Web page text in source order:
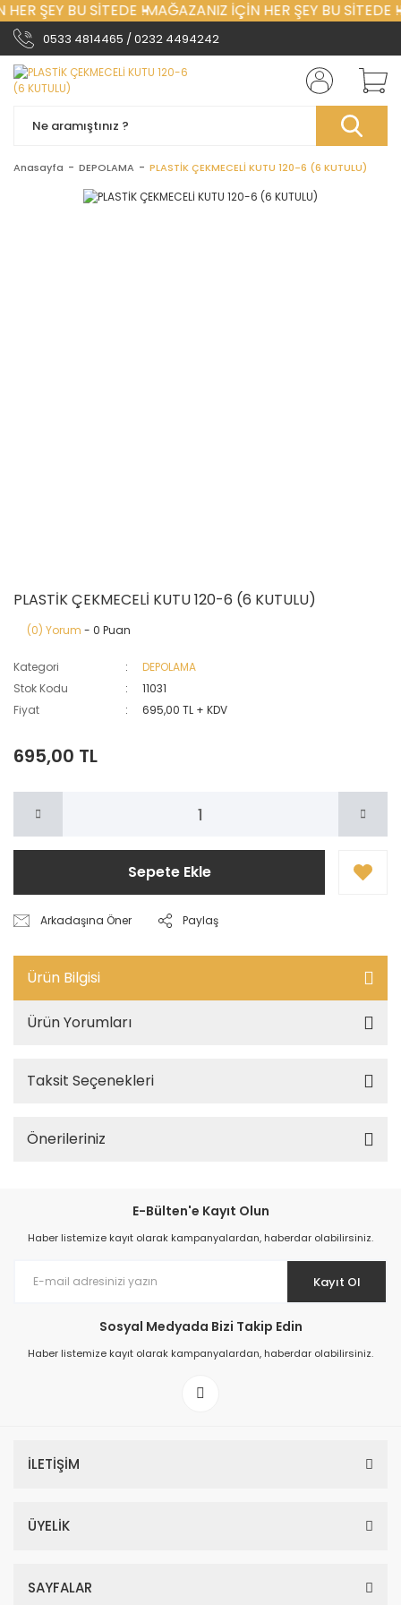
ŞEY BU SİTEDE !MAĞAZANIZ İÇİN HER ŞEY BU SİTEDE !
0533 4814465 / 0232 4494242
Anasayfa DEPOLAMA PLASTİK ÇEKMECELİ KUTU 120-6 (6 KUTULU)
PLASTİK ÇEKMECELİ KUTU 120-6 (6 KUTULU)
(0) Yorum - 0 Puan
Kategori
DEPOLAMA
Stok Kodu
11031
Fiyat
695,00 TL + KDV
695,00 TL
Sepete Ekle
Arkadaşına Öner Paylaş
Ürün Bilgisi
Ürün Yorumları
Taksit Seçenekleri
Önerileriniz
E-Bülten'e Kayıt Olun
Haber listemize kayıt olarak kampanyalardan, haberdar olabilirsiniz.
Kayıt Ol
Sosyal Medyada Bizi Takip Edin
Haber listemize kayıt olarak kampanyalardan, haberdar olabilirsiniz.
İLETİŞİM
ÜYELİK
SAYFALAR